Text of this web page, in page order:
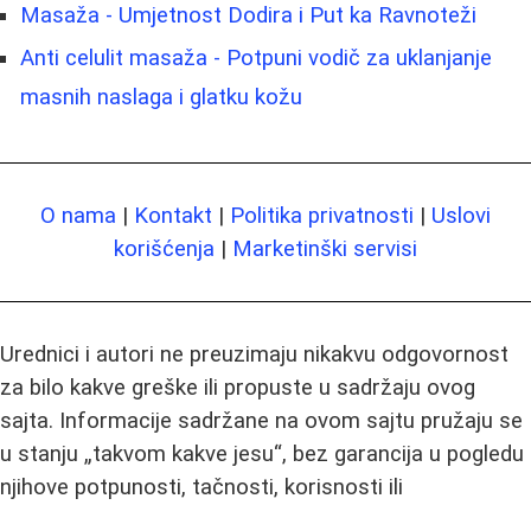
Masaža - Umjetnost Dodira i Put ka Ravnoteži
Anti celulit masaža - Potpuni vodič za uklanjanje
masnih naslaga i glatku kožu
O nama | Kontakt | Politika privatnosti | Uslovi
korišćenja | Marketinški servisi
Urednici i autori ne preuzimaju nikakvu odgovornost
za bilo kakve greške ili propuste u sadržaju ovog
sajta. Informacije sadržane na ovom sajtu pružaju se
u stanju „takvom kakve jesu“, bez garancija u pogledu
njihove potpunosti, tačnosti, korisnosti ili